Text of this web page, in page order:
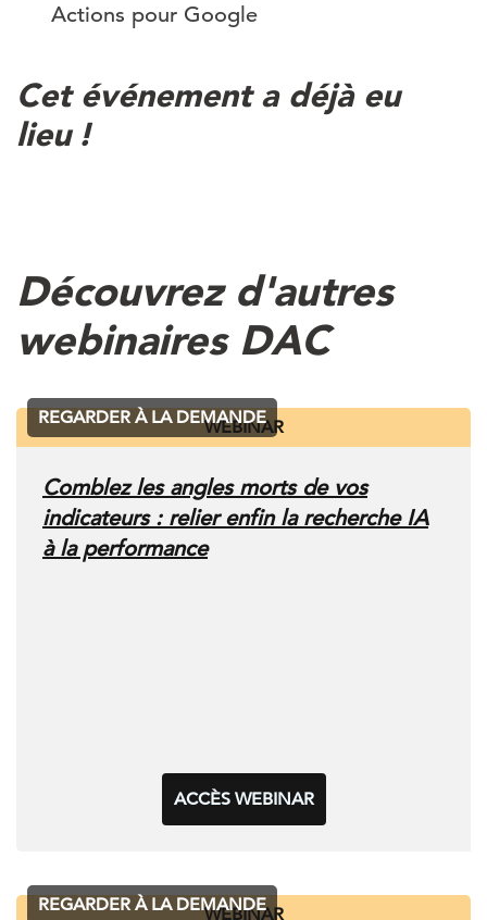
Actions pour Google
Cet événement a déjà eu
lieu !
Découvrez d'autres
webinaires DAC
WEBINAR
REGARDER À LA DEMANDE
Comblez les angles morts de vos
indicateurs : relier enfin la recherche IA
à la performance
ACCÈS WEBINAR
WEBINAR
REGARDER À LA DEMANDE